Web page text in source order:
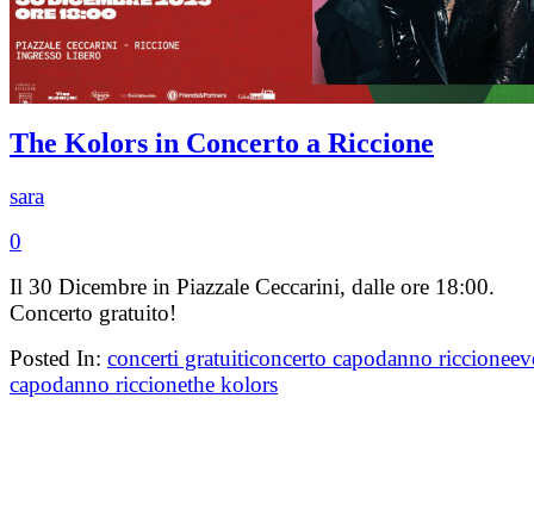
The Kolors in Concerto a Riccione
sara
0
Il 30 Dicembre in Piazzale Ceccarini, dalle ore 18:00.
Concerto gratuito!
Posted In: concerti gratuiticoncerto capodanno riccione
capodanno riccionethe kolors